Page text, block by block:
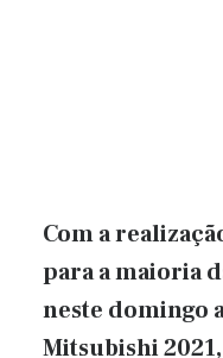
Com a
para a maioria
neste domingo
Mitsubishi